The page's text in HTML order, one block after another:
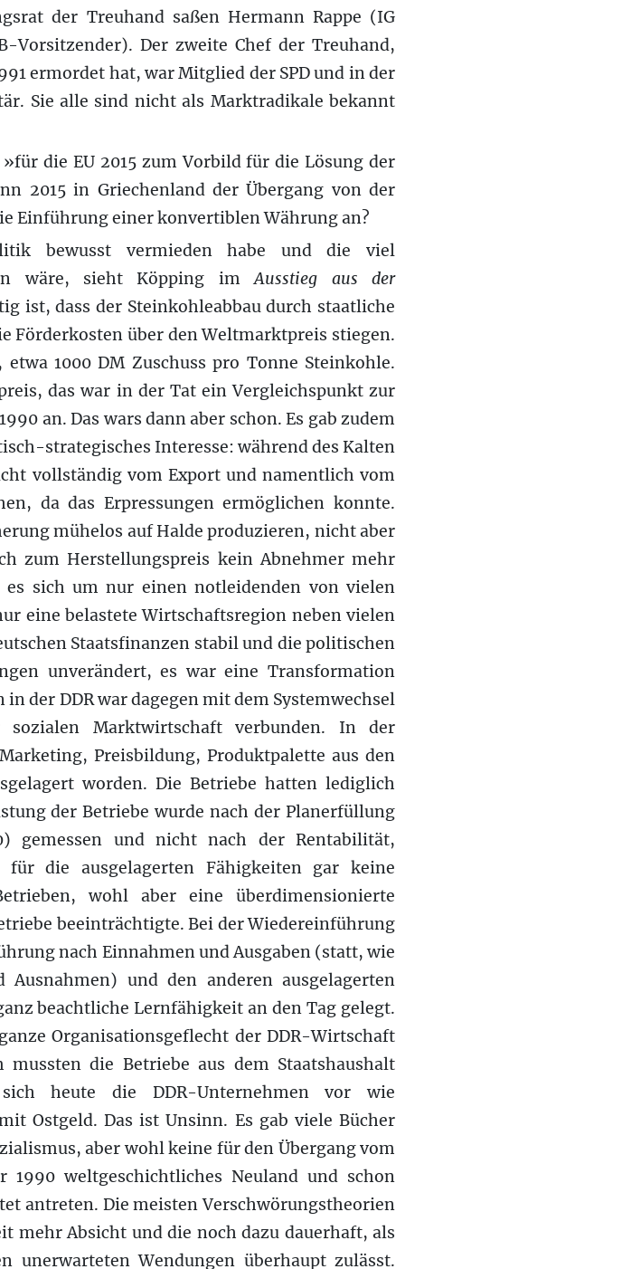
der Treuhand saßen Hermann Rappe (IG
Vorsitzender). Der zweite Chef der Treuhand,
ermordet hat, war Mitglied der SPD und in der
Sie alle sind nicht als Marktradikale bekannt
die EU 2015 zum Vorbild für die Lösung der
2015 in Griechenland der Übergang von der
Einführung einer konvertiblen Währung an?
bewusst vermieden habe und die viel
wäre, sieht Köpping imAusstieg aus der
ist, dass der Steinkohleabbau durch staatliche
Förderkosten über den Weltmarktpreis stiegen.
1000 DM Zuschuss pro Tonne Steinkohle.
das war in der Tat ein Vergleichspunkt zur
an. Das wars dann aber schon. Es gab zudem
strategisches Interesse: während des Kalten
vollständig vom Export und namentlich vom
da das Erpressungen ermöglichen konnte.
mühelos auf Halde produzieren, nicht aber
zum Herstellungspreis kein Abnehmer mehr
sich um nur einen notleidenden von vielen
eine belastete Wirtschaftsregion neben vielen
Staatsfinanzen stabil und die politischen
unverändert, es war eine Transformation
der DDR war dagegen mit dem Systemwechsel
Marktwirtschaft verbunden. In der
Preisbildung, Produktpalette aus den
worden. Die Betriebe hatten lediglich
der Betriebe wurde nach der Planerfüllung
gemessen und nicht nach der Rentabilität,
die ausgelagerten Fähigkeiten gar keine
wohl aber eine überdimensionierte
beeinträchtigte. Bei der Wiedereinführung
nach Einnahmen und Ausgaben (statt, wie
und den anderen ausgelagerten
beachtliche Lernfähigkeit an den Tag gelegt.
Organisationsgeflecht der DDR-Wirtschaft
die Betriebe aus dem Staatshaushalt
heute die DDR-Unternehmen vor wie
Ostgeld. Das ist Unsinn. Es gab viele Bücher
aber wohl keine für den Übergang vom
1990 weltgeschichtliches Neuland und schon
antreten. Die meisten Verschwörungstheorien
mehr Absicht und die noch dazu dauerhaft, als
Wendungen überhaupt zulässt.